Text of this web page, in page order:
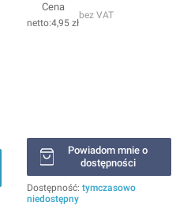
Cena
4,95 zł
bez VAT
Powiadom mnie o
dostępności
Dostępność: tymczasowo
niedostępny